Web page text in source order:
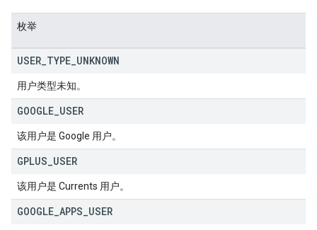
枚举
USER TYPE UNKNOWN
用户类型未知。
GOOGLE USER
该用户是 Google 用户。
GPLUS USER
该用户是 Currents 用户。
GOOGLE APPS USER